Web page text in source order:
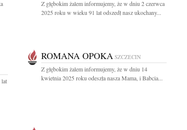
Z głębokim żalem informujemy, że w dniu 2 czerwca
2025 roku w wieku 91 lat odszedł nasz ukochany...
lat
ROMANA OPOKA SZCZECIN
Z głębokim żalem informujemy, że w dniu 14
kwietnia 2025 roku odeszła nasza Mama, i Babcia...